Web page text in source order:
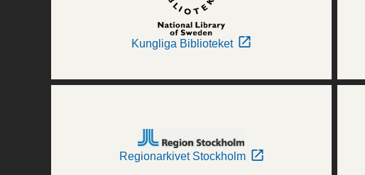
Kungliga Biblioteket
Regionarkivet Stockholm